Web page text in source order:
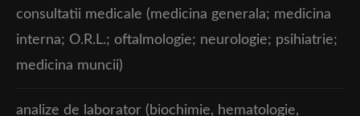
consultatii medicale (medicina generala; medicina
interna; O.R.L.; oftalmologie; neurologie; psihiatrie;
medicina muncii)
analize de laborator (biochimie, hematologie,